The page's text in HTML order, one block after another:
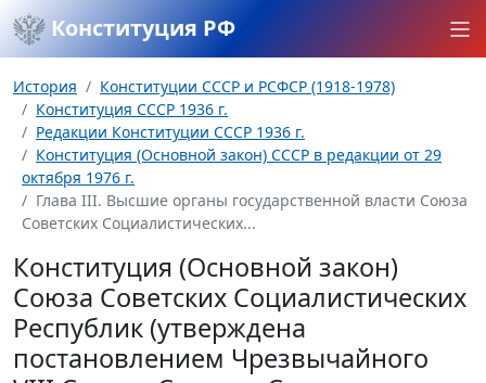
Конституция РФ
История
Конституции СССР и РСФСР (1918-1978)
Конституция СССР 1936 г.
Редакции Конституции СССР 1936 г.
Конституция (Основной закон) СССР в редакции от 29
октября 1976 г.
Глава III. Высшие органы государственной власти Союза
Советских Социалистических...
Конституция (Основной закон)
Союза Советских Социалистических
Республик (утверждена
постановлением Чрезвычайного